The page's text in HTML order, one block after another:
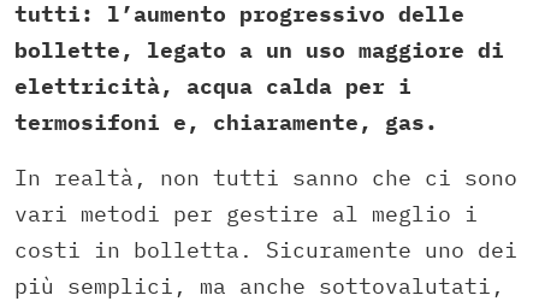
tutti: l’aumento progressivo delle
bollette, legato a un uso maggiore di
elettricità, acqua calda per i
termosifoni e, chiaramente, gas.
In realtà, non tutti sanno che ci sono
vari metodi per gestire al meglio i
costi in bolletta. Sicuramente uno dei
più semplici, ma anche sottovalutati,